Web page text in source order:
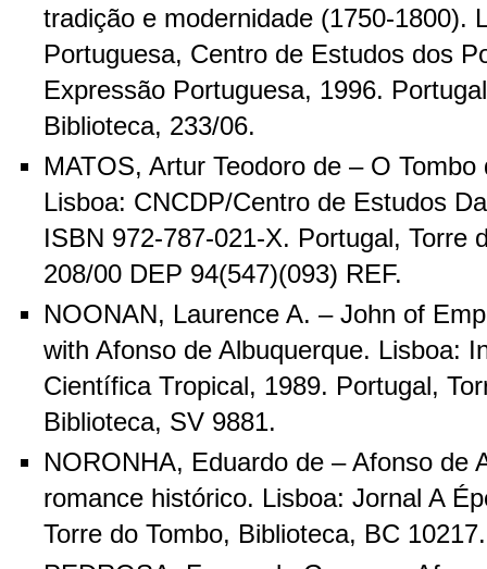
tradição e modernidade (1750-1800).
Portuguesa, Centro de Estudos dos
Expressão Portuguesa, 1996.
Biblioteca, 233/06.
MATOS, Artur Teodoro de – O
Lisboa: CNCDP/Centro de Estudos
ISBN 972-787-021-X. Portugal, Torre
208/00 DEP 94(547)(093) REF.
NOONAN, Laurence A. – John of
with Afonso de Albuquerque. Lisboa:
Científica Tropical, 1989. Portugal,
Biblioteca, SV 9881.
NORONHA, Eduardo de – Afonso de
romance histórico. Lisboa: Jornal A
Torre do Tombo, Biblioteca, BC 10217.